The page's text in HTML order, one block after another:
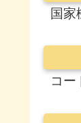
国家
コー